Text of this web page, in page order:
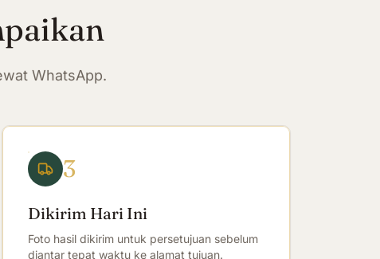
WhatsApp.
3
Dikirim Hari Ini
Foto hasil dikirim untuk persetujuan sebelum
diantar tepat waktu ke alamat tujuan.